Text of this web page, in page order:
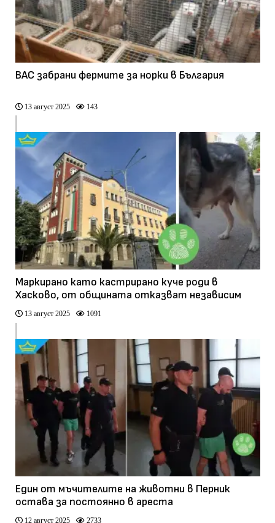
ВАС забрани фермите за норки в България
13 август 2025 143
Маркирано като кастрирано куче роди в
Хасково, от общината отказват независим
преглед
13 август 2025 1091
Един от мъчителите на животни в Перник
остава за постоянно в ареста
12 август 2025 2733